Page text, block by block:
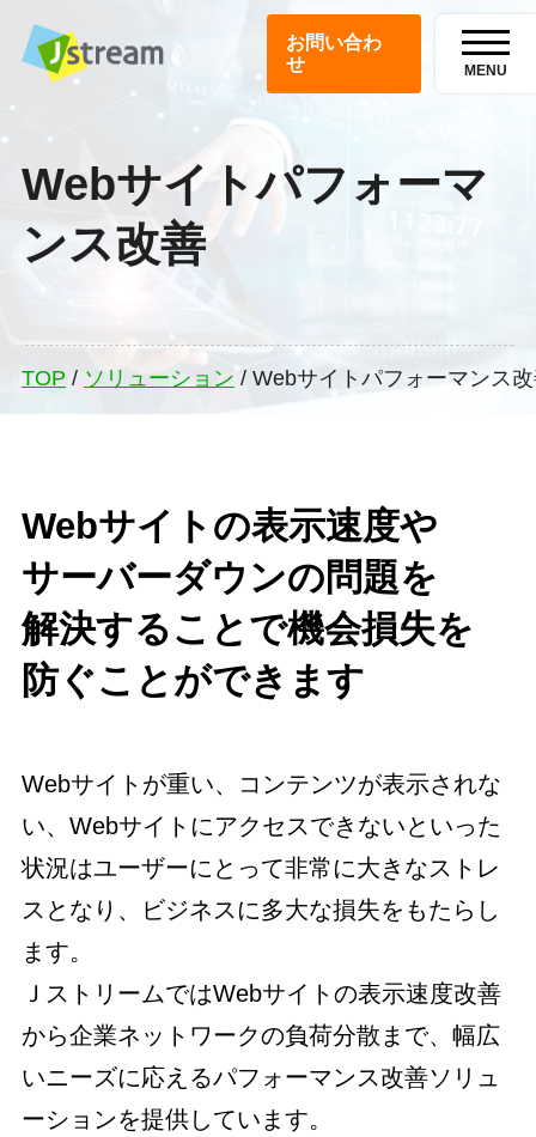
お問い合わ
せ
MENU
Webサイトパフォーマ
ンス改善
TOP / ソリューション / Webサイトパフォーマンス
Webサイトの表示速度や
サーバーダウンの問題を
解決することで機会損失を
防ぐことができます
Webサイトが重い、コンテンツが表示されな
い、Webサイトにアクセスできないといった
状況はユーザーにとって非常に大きなストレ
スとなり、ビジネスに多大な損失をもたらし
ます。
ＪストリームではWebサイトの表示速度改善
から企業ネットワークの負荷分散まで、幅広
いニーズに応えるパフォーマンス改善ソリュ
ーションを提供しています。